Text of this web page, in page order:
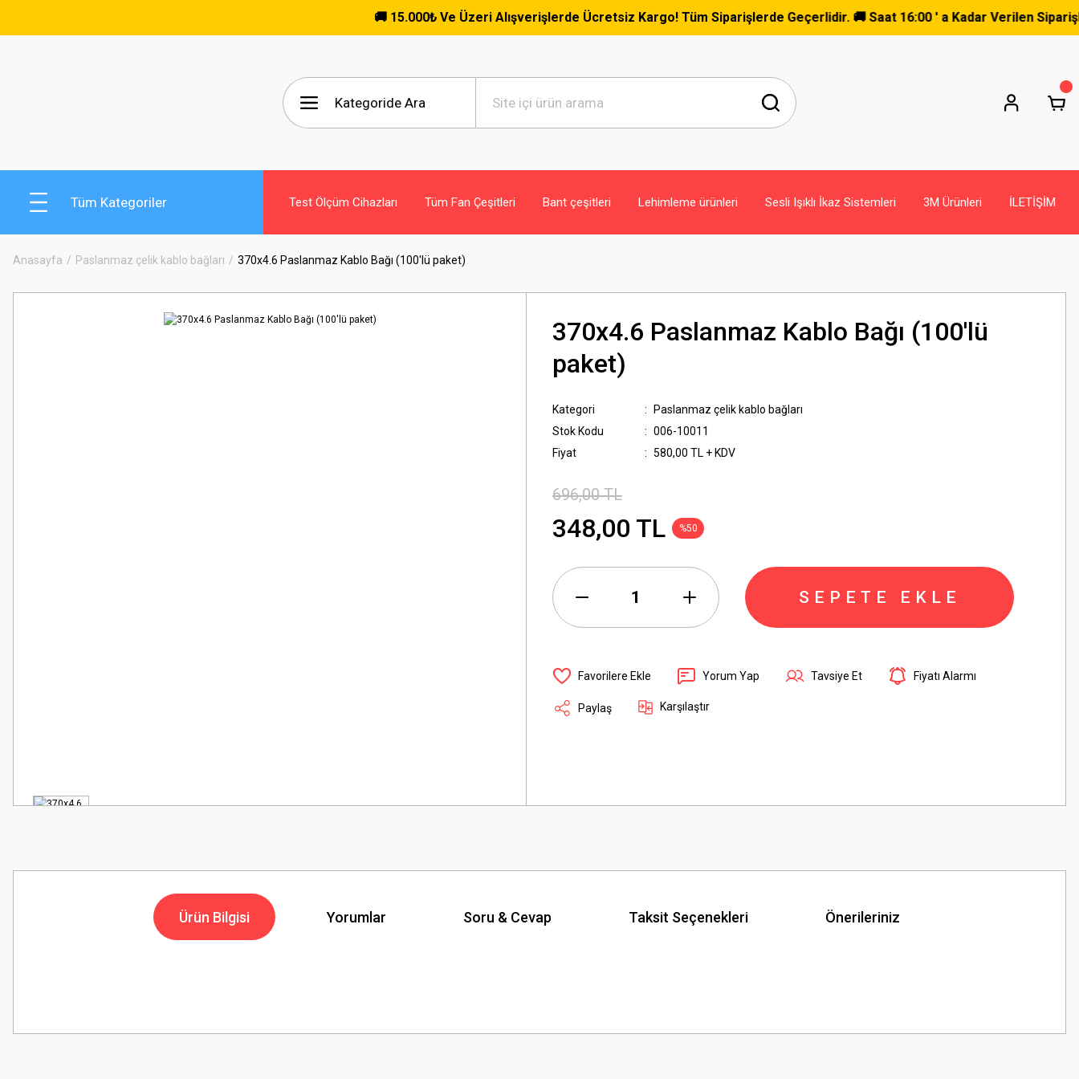
🚚 15.000₺ Ve Üzeri Alışverişlerde Ücretsiz Kargo! Tüm Siparişlerde Geçerlidir. 🚚 Saat 16:00 ' a Kadar Verilen Siparişler
Tüm Kategoriler Test Ölçüm Cihazları Tüm Fan Çeşitleri Bant çeşitleri Lehimleme ürünleri Sesli Işıklı İkaz Sistemleri 3M Ürünleri İLETİŞİM
Anasayfa Paslanmaz çelik kablo bağları 370x4.6 Paslanmaz Kablo Bağı (100'lü paket)
370x4.6 Paslanmaz Kablo Bağı (100'lü
paket)
Kategori
Paslanmaz çelik kablo bağları
Stok Kodu
006-10011
Fiyat
580,00 TL + KDV
696,00 TL
348,00 TL %50
SEPETE EKLE
Yorum Yap Tavsiye Et Fiyatı Alarmı
Paylaş Karşılaştır
Ürün Bilgisi Yorumlar Soru & Cevap Taksit Seçenekleri Önerileriniz
Görüş ve önerileriniz için teşekkür ederiz.